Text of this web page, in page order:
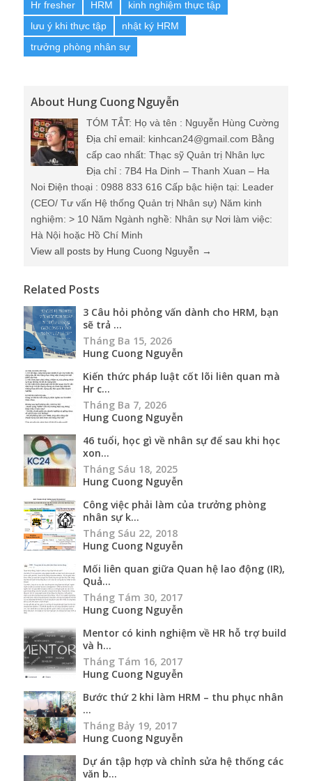
Hr fresher HRM
kinh nghiệm thực tập
lưu ý khi thực tập
nhật ký HRM
trưởng phòng nhân sự
About Hung Cuong Nguyễn
TÓM TẮT: Họ và tên : Nguyễn Hùng Cường
Địa chỉ email: kinhcan24@gmail.com Bằng
cấp cao nhất: Thạc sỹ Quản trị Nhân lực
Địa chỉ : 7B4 Ha Dinh – Thanh Xuan – Ha
Noi Điện thoại : 0988 833 616 Cấp bậc hiện tại: Leader
(CEO/ Tư vấn Hệ thống Quản trị Nhân sự) Năm kinh
nghiệm: > 10 Năm Ngành nghề: Nhân sự Nơi làm việc:
Hà Nội hoặc Hồ Chí Minh
View all posts by Hung Cuong Nguyễn →
Related Posts
3 Câu hỏi phỏng vấn dành cho HRM, bạn
sẽ trả ...
Tháng Ba 15, 2026
Hung Cuong Nguyễn
Kiến thức pháp luật cốt lõi liên quan mà
Hr c...
Tháng Ba 7, 2026
Hung Cuong Nguyễn
46 tuổi, học gì về nhân sự để sau khi học
xon...
Tháng Sáu 18, 2025
Hung Cuong Nguyễn
Công việc phải làm của trưởng phòng
nhân sự k...
Tháng Sáu 22, 2018
Hung Cuong Nguyễn
Mối liên quan giữa Quan hệ lao động (IR),
Quả...
Tháng Tám 30, 2017
Hung Cuong Nguyễn
Mentor có kinh nghiệm về HR hỗ trợ build
và h...
Tháng Tám 16, 2017
Hung Cuong Nguyễn
Bước thứ 2 khi làm HRM – thu phục nhân
...
Tháng Bảy 19, 2017
Hung Cuong Nguyễn
Dự án tập hợp và chỉnh sửa hệ thống các
văn b...